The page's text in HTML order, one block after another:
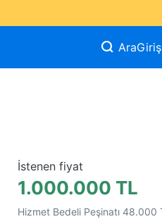
Ara
İstenen fiyat
1.000.000 TL
Hizmet Bedeli Peşinatı 48.000